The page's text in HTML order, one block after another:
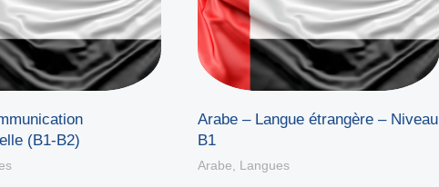
(B1-B2)
Arabe – Langue étrangère – Niveau
B1
Arabe Langues